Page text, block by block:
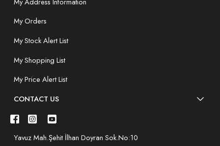
My Orders
My Stock Alert List
My Shopping List
My Price Alert List
CONTACT US
Yavuz Mah.Şehit İlhan Doyran Sok.No:10